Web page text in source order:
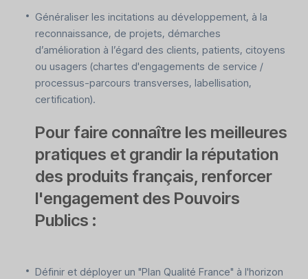
Généraliser les incitations au développement, à la
reconnaissance, de projets, démarches
d’amélioration à l’égard des clients, patients, citoyens
ou usagers (chartes d'engagements de service /
processus-parcours transverses, labellisation,
certification).
Pour faire connaître les meilleures
pratiques et grandir la réputation
des produits français, renforcer
l'engagement des Pouvoirs
Publics :
Définir et déployer un "Plan Qualité France" à l'horizon